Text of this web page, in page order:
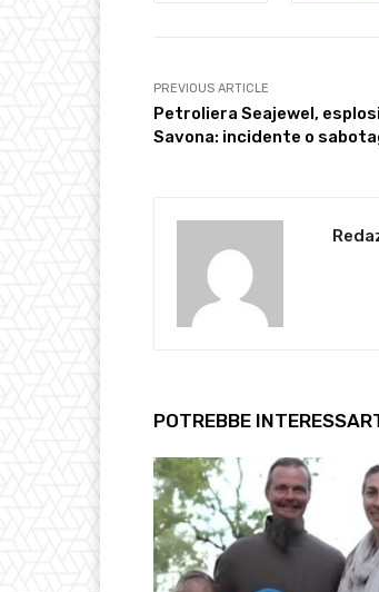
PREVIOUS ARTICLE
Petroliera Seajewel,
Savona: incidente o
POTREBBE